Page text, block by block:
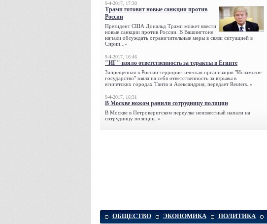
9-4-2017, 17:30
Трамп готовит новые санкции против
России
Президент США Дональд Трамп может ввести
новые санкции против России. В Вашингтоне
начали обсуждать ограничительные меры в связи ситуацией в
Сирии...»
9-4-2017, 16:46
"ИГ" взяло ответственность за теракты в Египте
Запрещенная в России террористическая организация "Исламское
государство" взяла на себя ответственность за взрывы в
египетских городах Танта и Александрия, передает Reuters..»
9-4-2017, 16:31
В Москве ножом ранили сотрудницу полиции
В Москве в Петроверигском переулке неизвестный напали на
сотрудницу полиции..»
ОБЩЕСТВО ЭКОНОМИКА ПОЛИТИКА